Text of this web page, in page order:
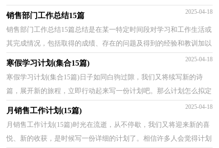
总结以往思想，发扬成绩，因此，让我们写一份总结吧...
销售部门工作总结15篇 2025-04-18
销售部门工作总结15篇总结是在某一特定时间段对学习和工作生活或
其完成情况，包括取得的成绩、存在的问题及得到的经验和教训加以
回顾和分析的书面材料，它可以给我们下一阶段的...
寒假学习计划(集合15篇) 2025-04-18
寒假学习计划(集合15篇)日子如同白驹过隙，我们又将续写新的诗
篇，展开新的旅程，立即行动起来写一份计划吧。那么计划怎么拟定
才能发挥它最大的作用呢？下面是小编精心整理的寒假学...
月销售工作计划(15篇) 2025-04-18
月销售工作计划(15篇)时光在流逝，从不停歇，我们又将迎来新的喜
悦、新的收获，是时候写一份详细的计划了。相信许多人会觉得计划